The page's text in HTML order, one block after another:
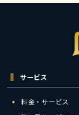
サービス
料金・サービス